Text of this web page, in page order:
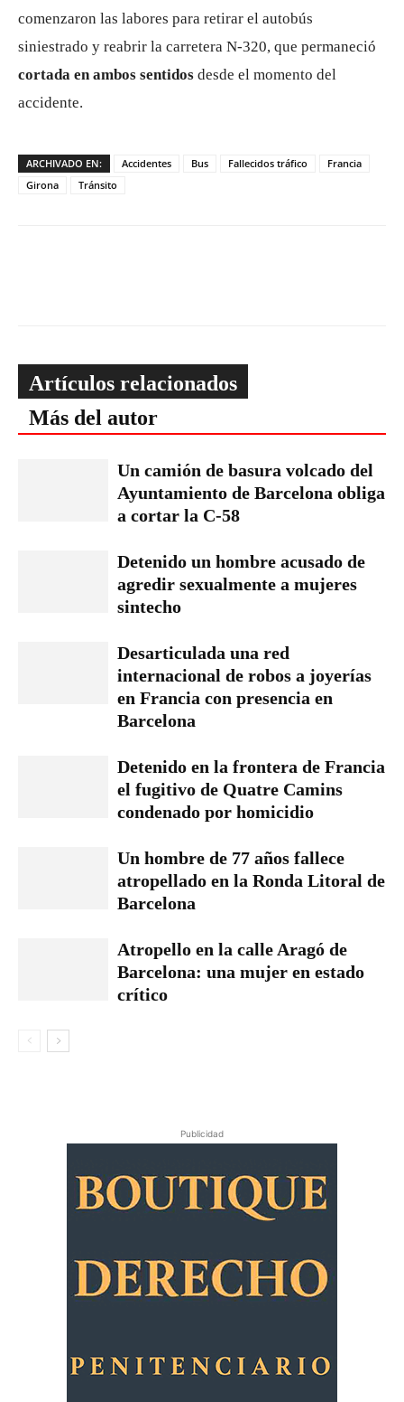
comenzaron las labores para retirar el autobús
siniestrado y reabrir la carretera N-320, que permaneció
cortada en ambos sentidos desde el momento del
accidente.
ARCHIVADO EN: Accidentes Bus Fallecidos tráfico
Francia
Girona
Tránsito
Artículos relacionados
Más del autor
Un camión de basura volcado del
Ayuntamiento de Barcelona obliga
a cortar la C-58
Detenido un hombre acusado de
agredir sexualmente a mujeres
sintecho
Desarticulada una red
internacional de robos a joyerías
en Francia con presencia en
Barcelona
Detenido en la frontera de Francia
el fugitivo de Quatre Camins
condenado por homicidio
Un hombre de 77 años fallece
atropellado en la Ronda Litoral de
Barcelona
Atropello en la calle Aragó de
Barcelona: una mujer en estado
crítico
Publicidad